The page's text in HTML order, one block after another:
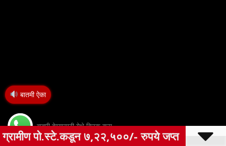
बातमी ऐका
बातमी देण्यासाठी येथे क्लिक करा
रुपये जप्त ओला दुष्काळ जाहीर